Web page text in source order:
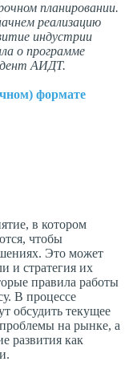
планировании.
реализацию
индустрии
о программе
АИДТ.
формате
в котором
чтобы
Это может
и стратегия их
правила работы
В процессе
обсудить текущее
на рынке, а
развития как